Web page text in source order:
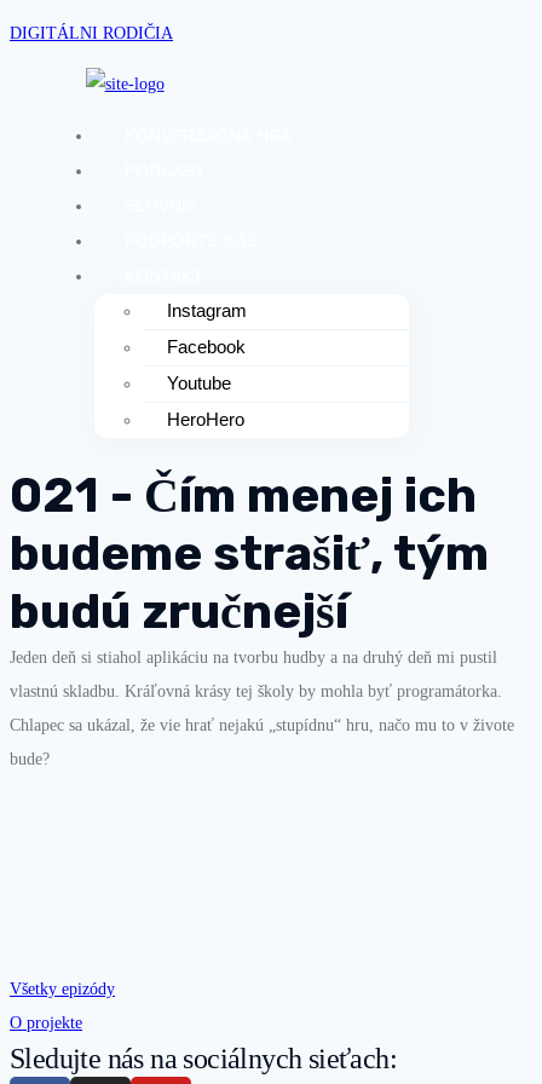
DIGITÁLNI RODIČIA
Instagram
Facebook
Youtube
HeroHero
021 - Čím menej ich
budeme strašiť, tým
budú zručnejší
Jeden deň si stiahol aplikáciu na tvorbu hudby a na druhý deň mi pustil
vlastnú skladbu. Kráľovná krásy tej školy by mohla byť programátorka.
Chlapec sa ukázal, že vie hrať nejakú „stupídnu“ hru, načo mu to v živote
bude?
Všetky epizódy
O projekte
Sledujte nás na sociálnych sieťach: